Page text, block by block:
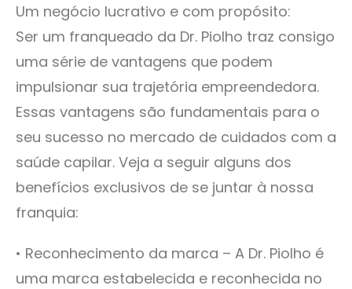
Um negócio lucrativo e com propósito:
Ser um franqueado da Dr. Piolho traz consigo
uma série de vantagens que podem
impulsionar sua trajetória empreendedora.
Essas vantagens são fundamentais para o
seu sucesso no mercado de cuidados com a
saúde capilar. Veja a seguir alguns dos
benefícios exclusivos de se juntar à nossa
franquia:
• Reconhecimento da marca – A Dr. Piolho é
uma marca estabelecida e reconhecida no